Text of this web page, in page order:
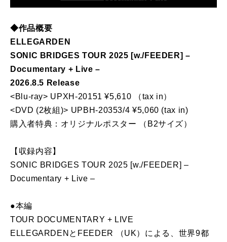
◆作品概要
ELLEGARDEN
SONIC BRIDGES TOUR 2025 [w./FEEDER] –
Documentary + Live –
2026.8.5 Release
<Blu-ray> UPXH-20151 ¥5,610 （tax in）
<DVD (2枚組)> UPBH-20353/4 ¥5,060 (tax in)
購入者特典：オリジナルポスター （B2サイズ）
【収録内容】
SONIC BRIDGES TOUR 2025 [w./FEEDER] –
Documentary + Live –
●本編
TOUR DOCUMENTARY + LIVE
ELLEGARDENとFEEDER （UK）による、世界9都